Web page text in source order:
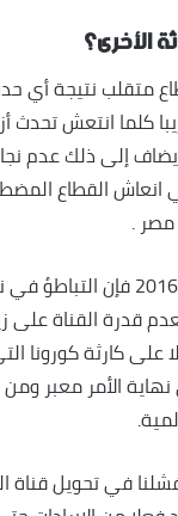
الأخرى؟
متقلب نتيجة أي
كلما انتعش تحدث
يضاف إلى ذلك عدم
انعاش القطاع
مصر .
2- قناة السويس: منذ 2016 فإن
قدرة القناة على
على كارثة كورونا
الأمر معبر
في تحويل قناة